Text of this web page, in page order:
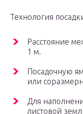
Технология
Расстояние
1 м.
Посадочную
или
Для
листовой